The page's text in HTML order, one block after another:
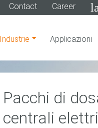
Contact Career
Industrie Applicazioni
Pacchi di
centrali